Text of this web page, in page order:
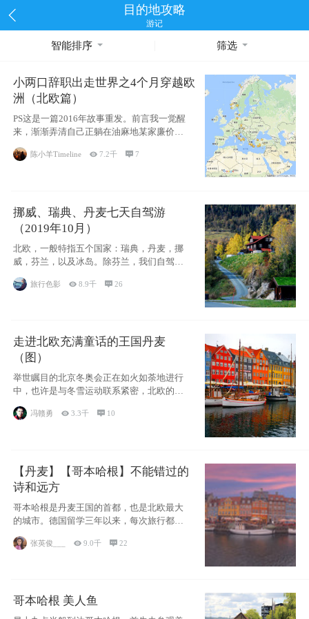
目的地攻略
游记
智能排序 筛选
小两口辞职出走世界之4个月穿越欧
洲（北欧篇）
PS这是一篇2016年故事重发。前言我一觉醒
来，渐渐弄清自己正躺在油麻地某家廉价宾
馆
陈小羊Timeline 7.2千 7
挪威、瑞典、丹麦七天自驾游
（2019年10月）
北欧，一般特指五个国家：瑞典，丹麦，挪
威，芬兰，以及冰岛。除芬兰，我们自驾游
旅行色影 8.9千 26
走进北欧充满童话的王国丹麦
（图）
举世瞩目的北京冬奥会正在如火如荼地进行
中，也许是与冬雪运动联系紧密，北欧的一
些国家因
冯赣勇 3.3千  10
【丹麦】【哥本哈根】不能错过的
诗和远方
哥本哈根是丹麦王国的首都，也是北欧最大
的城市。德国留学三年以来，每次旅行都是
张英俊___ 9.0千 22
哥本哈根 美人鱼